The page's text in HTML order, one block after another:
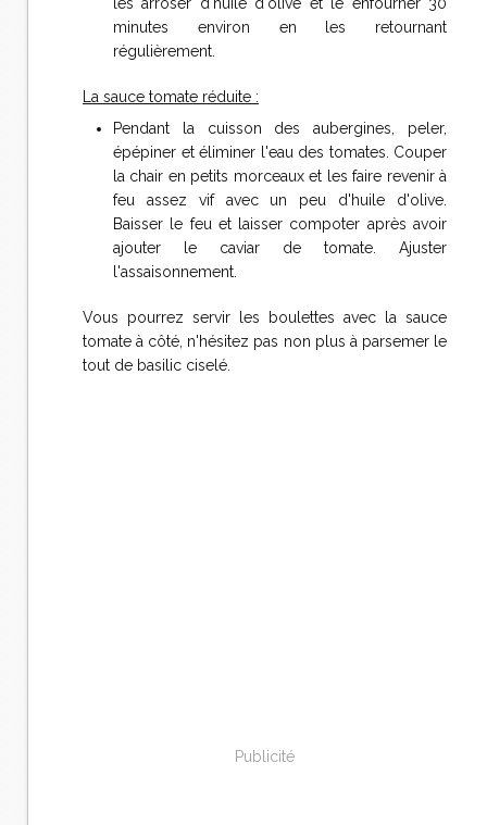
minutes environ en les retournant
régulièrement.
La sauce tomate réduite :
Pendant la cuisson des aubergines, peler,
épépiner et éliminer l'eau des tomates. Couper
la chair en petits morceaux et les faire revenir à
feu assez vif avec un peu d'huile d'olive.
Baisser le feu et laisser compoter après avoir
ajouter le caviar de tomate. Ajuster
l'assaisonnement.
Vous pourrez servir les boulettes avec la sauce
tomate à côté, n'hésitez pas non plus à parsemer le
tout de basilic ciselé.
Publicité